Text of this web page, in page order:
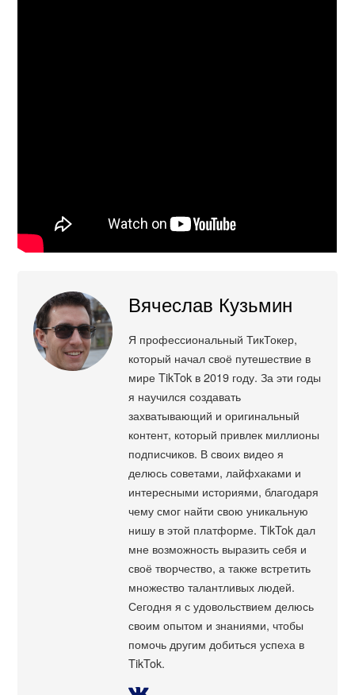
Вячеслав Кузьмин
Я профессиональный ТикТокер,
который начал своё путешествие в
мире TikTok в 2019 году. За эти годы
я научился создавать
захватывающий и оригинальный
контент, который привлек миллионы
подписчиков. В своих видео я
делюсь советами, лайфхаками и
интересными историями, благодаря
чему смог найти свою уникальную
нишу в этой платформе. TikTok дал
мне возможность выразить себя и
своё творчество, а также встретить
множество талантливых людей.
Сегодня я с удовольствием делюсь
своим опытом и знаниями, чтобы
помочь другим добиться успеха в
TikTok.